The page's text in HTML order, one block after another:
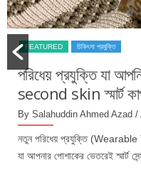
FEATURED চিকিৎসা প্রযুক্তি
পরিধেয় প্রযুক্তি যা
second skin স্মার্ট
By Salahuddin Ahmed Azad /
নতুন পরিধেয় প্রযুক্তি
যা আপনার পোশাকের ভেতরেই স্মার্ট